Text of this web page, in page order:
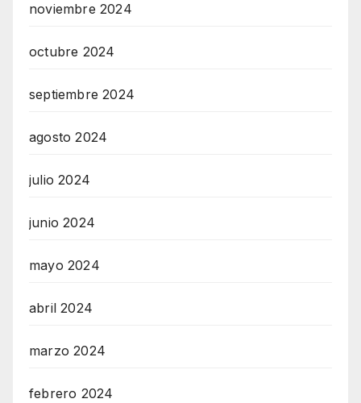
noviembre 2024
octubre 2024
septiembre 2024
agosto 2024
julio 2024
junio 2024
mayo 2024
abril 2024
marzo 2024
febrero 2024